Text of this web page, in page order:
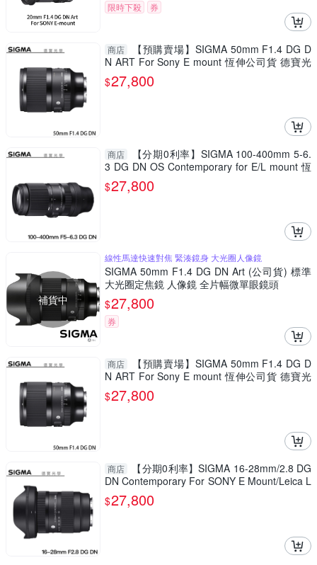
限時下殺
券
商店
【預購賣場】SIGMA 50mm F1.4 DG D
N ART For Sony E mount 恆伸公司貨 德寶光
學 定焦 大光圈 人像
$27,800
商店
【分期0利率】SIGMA 100-400mm 5-6.
3 DG DN OS Contemporary for E/L mount 恆
伸公司貨 飛羽 追星 棒球 必備
$27,800
補貨中
線性馬達快速對焦 緊湊鏡身 大光圈人像鏡
SIGMA 50mm F1.4 DG DN Art (公司貨) 標準
大光圈定焦鏡 人像鏡 全片幅微單眼鏡頭
$27,800
券
商店
【預購賣場】SIGMA 50mm F1.4 DG D
N ART For Sony E mount 恆伸公司貨 德寶光
學 定焦 大光圈 人像
$27,800
商店
【分期0利率】SIGMA 16-28mm/2.8 DG
DN Contemporary For SONY E Mount/Leica L
Mount 總代理恆伸公司貨 雲海季
$27,800